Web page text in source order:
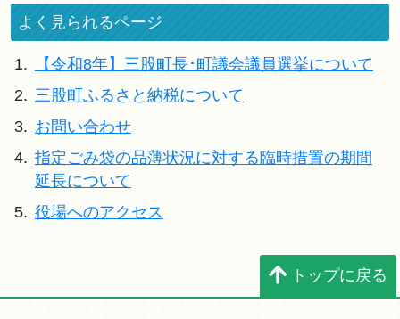
よく見られるページ
1.
【令和8年】三股町長･町議会議員選挙について
2. 三股町ふるさと納税について
3. お問い合わせ
4. 指定ごみ袋の品薄状況に対する臨時措置の期間
延長について
5. 役場へのアクセス
トップに戻る